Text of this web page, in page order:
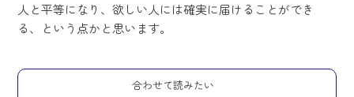
人と平等になり、欲しい人には確実に届けることができ
る、という点かと思います。
合わせて読みたい